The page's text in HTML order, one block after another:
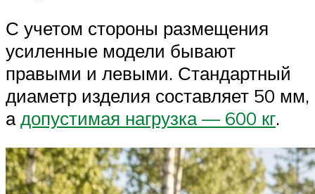
С учетом стороны размещения
усиленные модели бывают
правыми и левыми. Стандартный
диаметр изделия составляет 50 мм,
адопустимая нагрузка — 600 кг.